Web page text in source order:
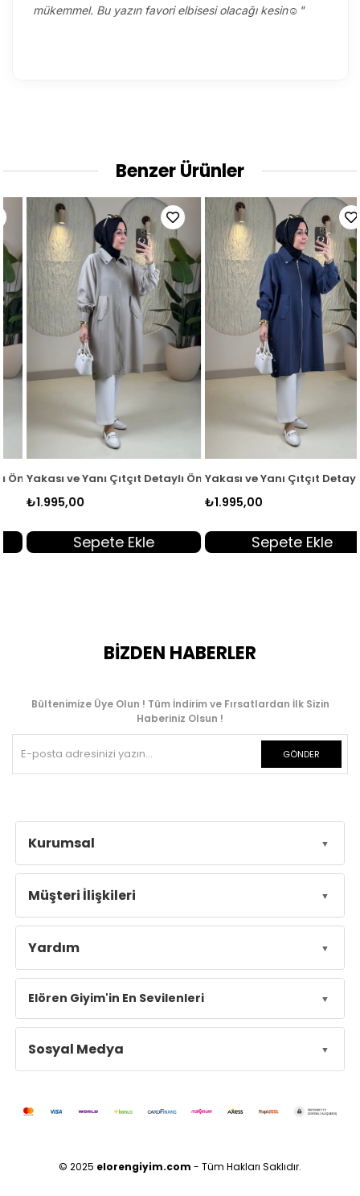
mükemmel. Bu yazın favori elbisesi olacağı kesin☺️"
Benzer Ürünler
Fermuarlı Kadın Giyçık Kap Siyah EYL 2032
Yakası ve Yanı Çıtçıt Detaylı Önü Fermuarlı Kadın Giyçık Kap
₺1.995,00
Sepete Ekle
Yakası ve Yanı Çıtçıt Detaylı
₺1.995,00
Sepete Ekle
BİZDEN HABERLER
Bültenimize Üye Olun ! Tüm İndirim ve Fırsatlardan İlk Sizin
Haberiniz Olsun !
GÖNDER
Kurumsal
Müşteri İlişkileri
Yardım
Elören Giyim'in En Sevilenleri
Sosyal Medya
© 2025 elorengiyim.com - Tüm Hakları Saklıdır.